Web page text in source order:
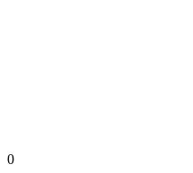
0